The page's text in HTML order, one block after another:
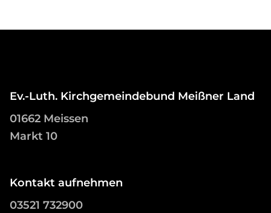
Ev.-Luth. Kirchgemeindebund Meißner Land
01662 Meissen
Markt 10
Kontakt aufnehmen
03521 732900